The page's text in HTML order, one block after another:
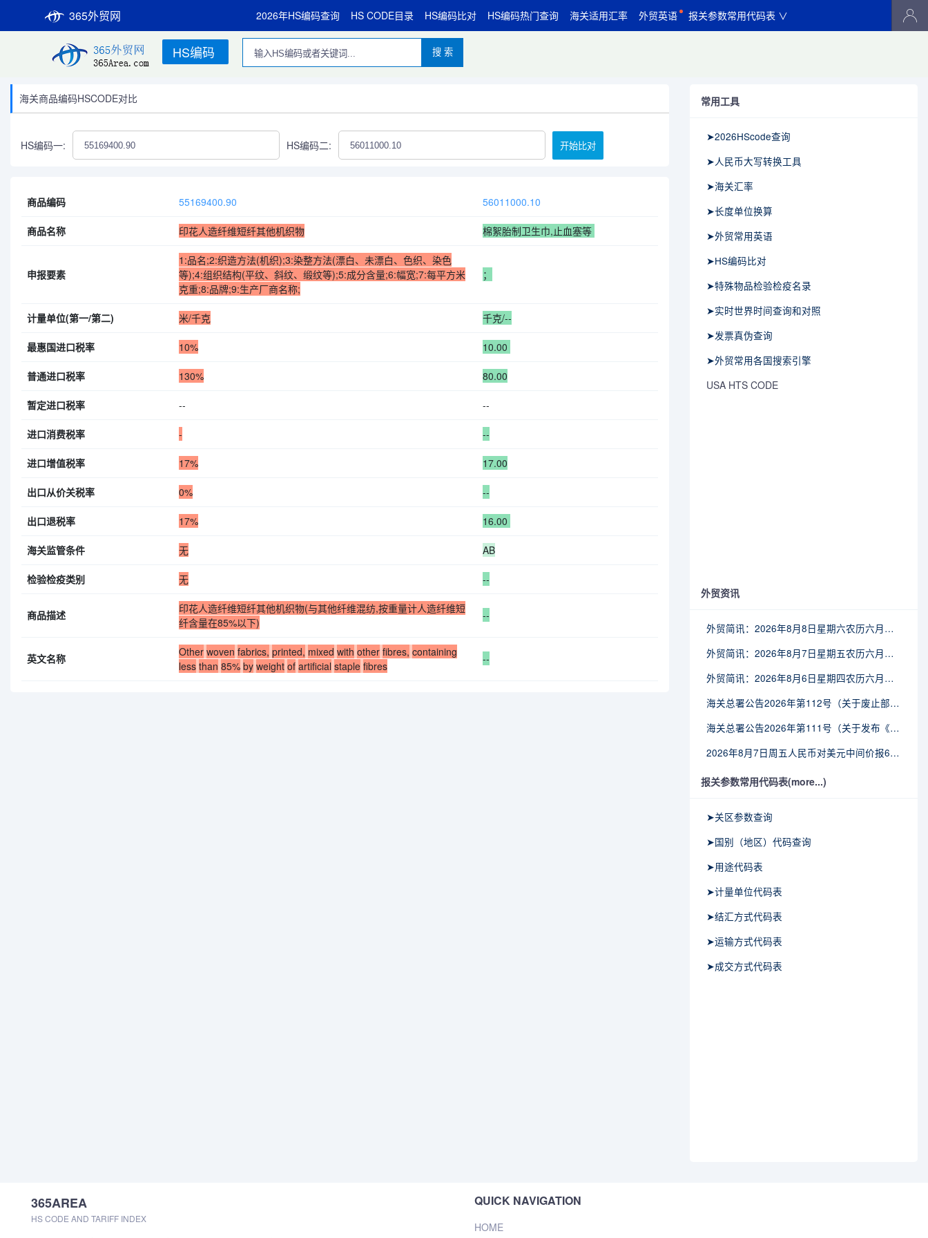
365外贸网 2026年HS编码查询 HS CODE目录 HS编码比对 HS编码热门查询 海关适用汇率 外贸英语 报关参数常用代码表 ∨
HS编码 搜 索
海关商品编码HSCODE对比
HS编码一: HS编码二: 开始比对
商品编码 55169400.90 56011000.10
商品名称 印花人造纤维短纤其他机织物 棉絮胎制卫生巾,止血塞等
申报要素
1:品名;2:织造方法(机织);3:染整方法(漂白、未漂白、色织、染色
等);4:组织结构(平纹、斜纹、缎纹等);5:成分含量;6:幅宽;7:每平方米
克重;8:品牌;9:生产厂商名称;
；
计量单位(第一/第二) 米/千克 千克/--
最惠国进口税率 10% 10.00
普通进口税率 130% 80.00
暂定进口税率 -- --
进口消费税率 - --
进口增值税率 17% 17.00
出口从价关税率 0% --
出口退税率 17% 16.00
海关监管条件 无 AB
检验检疫类别 无 --
商品描述
印花人造纤维短纤其他机织物(与其他纤维混纺,按重量计人造纤维短
纤含量在85%以下)
--
英文名称 Other woven fabrics, printed, mixed with other fibres, containing
less than 85% by weight of artificial staple fibres
--
常用工具
➤2026HScode查询
➤人民币大写转换工具
➤海关汇率
➤长度单位换算
➤外贸常用英语
➤HS编码比对
➤特殊物品检验检疫名录
➤实时世界时间查询和对照
➤发票真伪查询
➤外贸常用各国搜索引擎
USA HTS CODE
外贸资讯
外贸简讯：2026年8月8日星期六农历六月廿六
外贸简讯：2026年8月7日星期五农历六月廿五
外贸简讯：2026年8月6日星期四农历六月廿四
海关总署公告2026年第112号（关于废止部分卫生检疫类规范性文件的公告）
海关总署公告2026年第111号（关于发布《进出境动植物检疫处理监督管理工作规定》《进出境卫生处理监督管理工作规定》的公告）
2026年8月7日周五人民币对美元中间价报6.7904调贬9个基点
报关参数常用代码表(more...)
➤关区参数查询
➤国别（地区）代码查询
➤用途代码表
➤计量单位代码表
➤结汇方式代码表
➤运输方式代码表
➤成交方式代码表
365AREA
HS CODE AND TARIFF INDEX
QUICK NAVIGATION
HOME